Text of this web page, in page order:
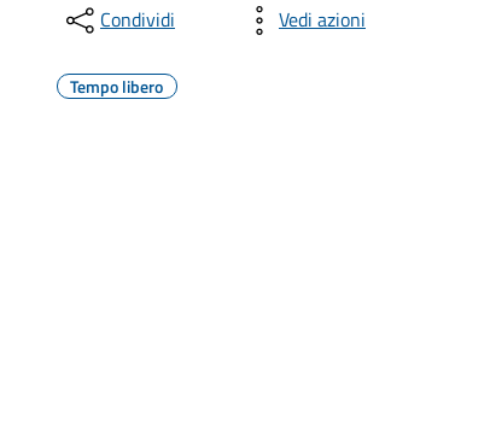
Condividi Vedi azioni
Tempo libero